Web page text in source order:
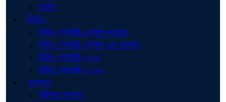
ট্রেনিং
ভিডিও
ভিডিও গ্যালারী-১(স্কুল-কলেজ)
ভিডিও গ্যালারী-২(স্কুল এন্ড কলেজ)
ভিডিও গ্যালারী-২০২৫
ভিডিও গ্যালারী- ২০২৬
অন্যান্য
পরীক্ষার ফলাফল